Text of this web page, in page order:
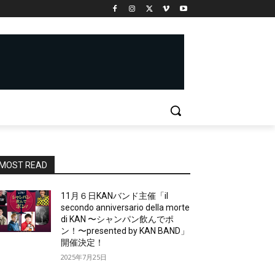
READ
11月６日KANバンド主催「il
secondo anniversario della morte
di KAN 〜シャンパン飲んでポ
ン！〜presented by KAN BAND」
開催決定！
2025年7月25日